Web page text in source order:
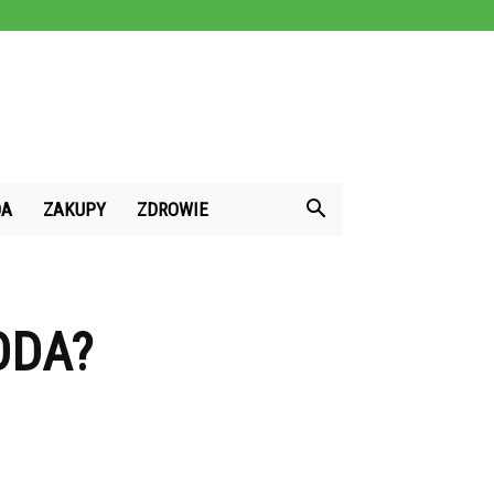
ZAKUPY ZDROWIE